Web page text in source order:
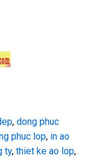
, dong phuc
phuc lop, in ao
ty, thiet ke ao lop,